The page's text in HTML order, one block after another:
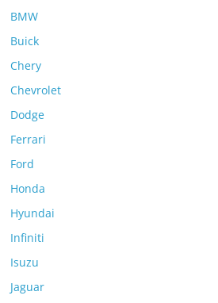
BMW
Buick
Chery
Chevrolet
Dodge
Ferrari
Ford
Honda
Hyundai
Infiniti
Isuzu
Jaguar